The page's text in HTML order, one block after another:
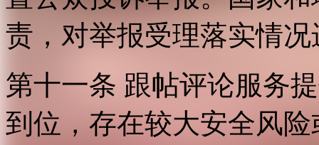
责，对举报受理落实情
第十一条 跟帖评论服务
到位，存在较大安全风